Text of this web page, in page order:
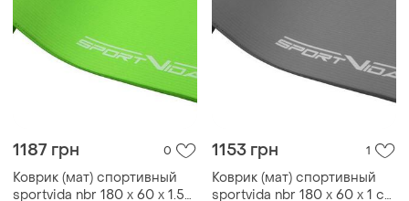
1187 грн 0
Коврик (мат) спортивный
sportvida nbr 180 x 60 x 1.5
1153 грн 1
Коврик (мат) спортивный
sportvida nbr 180 x 60 x 1 см